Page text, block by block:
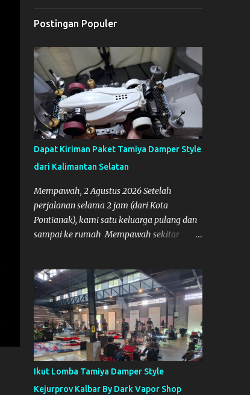
Postingan Populer
Dapat Kiriman Paket Tamiya Damper Style
dari Kalimantan Selatan
Mempawah, 2 Agustus 2026 Setelah
perjalanan selama 2 jam (dari Kota
Pontianak), kami satu keluarga pulang dan
sampai ke rumah Mempawah sekitar
Kalimantan Selatan. Tamiya IDC
Ikut Lomba Tamiya Damper Style
Kejurprov Kalbar By Dark Vapor Shop